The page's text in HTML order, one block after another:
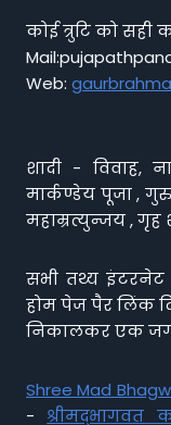
कोई त्रुटि को
Web:
शादी - विवाह,
मार्कण्डेय पूजा ,
महाम्रत्युन्जय , गृह
सभी तथ्य इंटरनेट
होम पेज पैर लिंक
निकालकर एक
Shree Mad
- श्रीमद्भागवत